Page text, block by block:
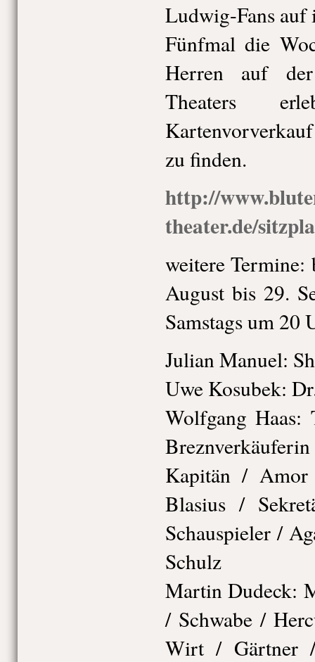
Ludwig-Fans auf
Fünfmal die
Herren auf
Theaters
zu finden.
http://
theater.de/
weitere
August bis 29.
Samstags um 20
Julian Manuel:
Uwe Kosubek:
Wolfgang
Kapitän /
Blasius /
Schauspieler /
Schulz
Martin Dudeck:
/ Schwabe /
Wirt / Gärtner